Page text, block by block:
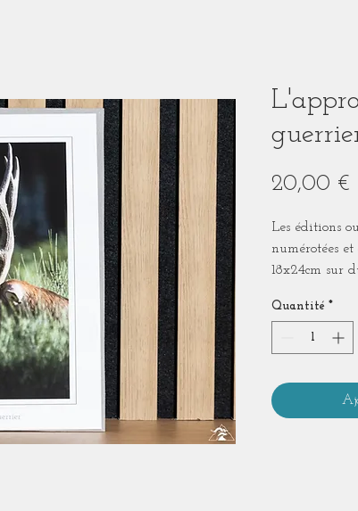
20,00 €
Les éditions
numérotées
18x24cm sur
Tirage non
transparente.
Quantité *